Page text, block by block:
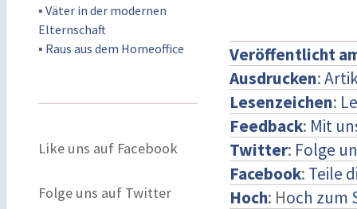
▪ Väter in der modernen
Elternschaft
▪ Raus aus dem Homeoffice
Like uns auf Facebook
Folge uns auf Twitter
Veröffentlicht
Ausdrucken:
Lesenzeichen:
Feedback: Mit
Twitter: Folge
Facebook: Teile
Hoch: Hoch zum